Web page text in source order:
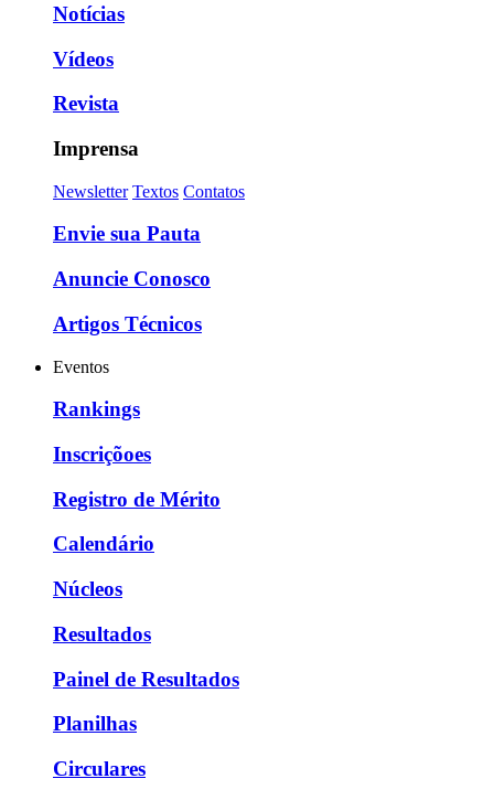
Notícias
Vídeos
Revista
Imprensa
Newsletter Textos Contatos
Envie sua Pauta
Anuncie Conosco
Artigos Técnicos
Eventos
Rankings
Inscriçõoes
Registro de Mérito
Calendário
Núcleos
Resultados
Painel de Resultados
Planilhas
Circulares